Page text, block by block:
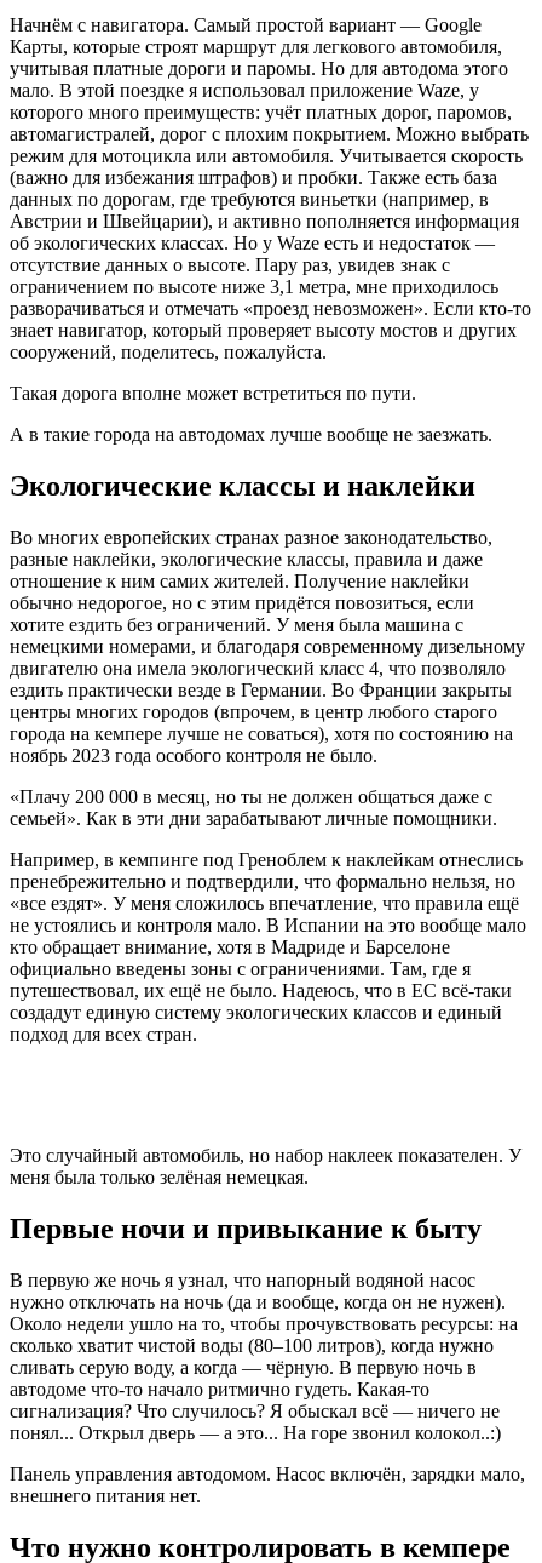
Начнём с навигатора. Самый простой вариант — Google
Карты, которые строят маршрут для легкового автомобиля,
учитывая платные дороги и паромы. Но для автодома этого
мало. В этой поездке я использовал приложение Waze, у
которого много преимуществ: учёт платных дорог, паромов,
автомагистралей, дорог с плохим покрытием. Можно выбрать
режим для мотоцикла или автомобиля. Учитывается скорость
(важно для избежания штрафов) и пробки. Также есть база
данных по дорогам, где требуются виньетки (например, в
Австрии и Швейцарии), и активно пополняется информация
об экологических классах. Но у Waze есть и недостаток —
отсутствие данных о высоте. Пару раз, увидев знак с
ограничением по высоте ниже 3,1 метра, мне приходилось
разворачиваться и отмечать «проезд невозможен». Если кто-то
знает навигатор, который проверяет высоту мостов и других
сооружений, поделитесь, пожалуйста.
Такая дорога вполне может встретиться по пути.
А в такие города на автодомах лучше вообще не заезжать.
Экологические классы и наклейки
Во многих европейских странах разное законодательство,
разные наклейки, экологические классы, правила и даже
отношение к ним самих жителей. Получение наклейки
обычно недорогое, но с этим придётся повозиться, если
хотите ездить без ограничений. У меня была машина с
немецкими номерами, и благодаря современному дизельному
двигателю она имела экологический класс 4, что позволяло
ездить практически везде в Германии. Во Франции закрыты
центры многих городов (впрочем, в центр любого старого
города на кемпере лучше не соваться), хотя по состоянию на
ноябрь 2023 года особого контроля не было.
«Плачу 200 000 в месяц, но ты не должен общаться даже с
семьей». Как в эти дни зарабатывают личные помощники.
Например, в кемпинге под Греноблем к наклейкам отнеслись
пренебрежительно и подтвердили, что формально нельзя, но
«все ездят». У меня сложилось впечатление, что правила ещё
не устоялись и контроля мало. В Испании на это вообще мало
кто обращает внимание, хотя в Мадриде и Барселоне
официально введены зоны с ограничениями. Там, где я
путешествовал, их ещё не было. Надеюсь, что в ЕС всё-таки
создадут единую систему экологических классов и единый
подход для всех стран.
Это случайный автомобиль, но набор наклеек показателен. У
меня была только зелёная немецкая.
Первые ночи и привыкание к быту
В первую же ночь я узнал, что напорный водяной насос
нужно отключать на ночь (да и вообще, когда он не нужен).
Около недели ушло на то, чтобы прочувствовать ресурсы: на
сколько хватит чистой воды (80–100 литров), когда нужно
сливать серую воду, а когда — чёрную. В первую ночь в
автодоме что-то начало ритмично гудеть. Какая-то
сигнализация? Что случилось? Я обыскал всё — ничего не
понял... Открыл дверь — а это... На горе звонил колокол..:)
Панель управления автодомом. Насос включён, зарядки мало,
внешнего питания нет.
Что нужно контролировать в кемпере